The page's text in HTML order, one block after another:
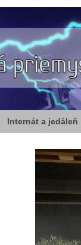
Internát a jedáleň